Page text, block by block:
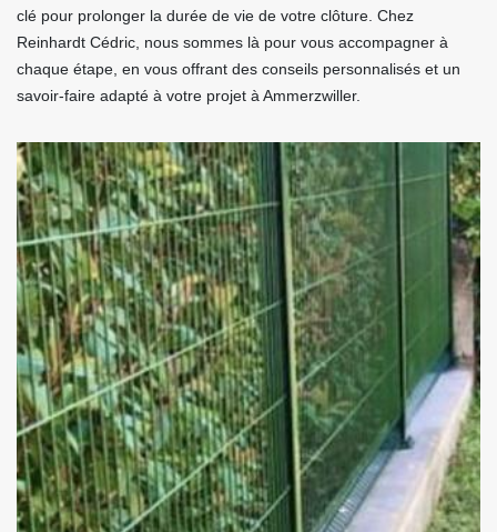
clé pour prolonger la durée de vie de votre clôture. Chez
Reinhardt Cédric, nous sommes là pour vous accompagner à
chaque étape, en vous offrant des conseils personnalisés et un
savoir-faire adapté à votre projet à Ammerzwiller.